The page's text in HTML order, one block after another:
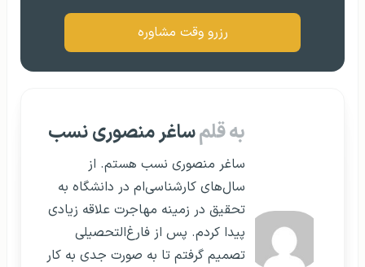
رزرو وقت مشاوره
به قلمساغر منصوری نسب
ساغر منصوری نسب هستم. از
سال‌های کارشناسی‌ام در دانشگاه به
تحقیق در زمینه مهاجرت علاقه زیادی
پیدا کردم. پس از فارغ‌التحصیلی
تصمیم گرفتم تا به صورت جدی به کار